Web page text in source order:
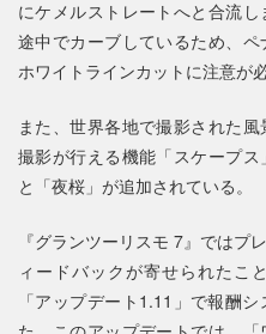
にケメルストレートへと合流
途中でカーブしているため、
ホワイトラインカットに注意が
また、世界各地で撮影された
撮影が行える機能「スケープス
と「夜桜」が追加されている。
『グランツーリスモ 7』ではプ
ィードバックが寄せられたこ
「アップデート1.11」で報酬